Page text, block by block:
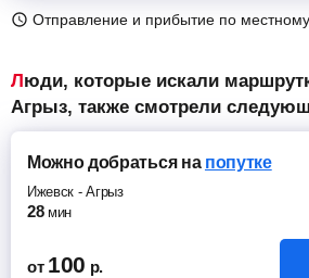
Отправление и прибытие по
Люди, которые искали маршрутки Ижевск –
Агрыз, также смотрели
Можно добратьсяна попутке
Ижевск -Агрыз
28 мин
от 100 р.